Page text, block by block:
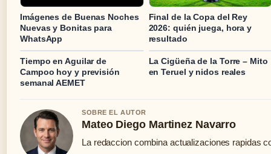
Imágenes de Buenas Noches
Nuevas y Bonitas para
WhatsApp
Final de la Copa del Rey
2026: quién juega, hora y
resultado
Tiempo en Aguilar de
Campoo hoy y previsión
semanal AEMET
La Cigüeña de la Torre – Mito
en Teruel y nidos reales
SOBRE EL AUTOR
Mateo Diego Martinez Navarro
La redaccion combina actualizaciones rapidas